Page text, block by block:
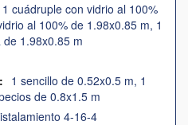
1 cuádruple con vidrio al 100%
al 100% de 1.98x0.85 m, 1
1.98x0.85 m
1 sencillo de 0.52x0.5 m, 1
de 0.8x1.5 m
4-16-4